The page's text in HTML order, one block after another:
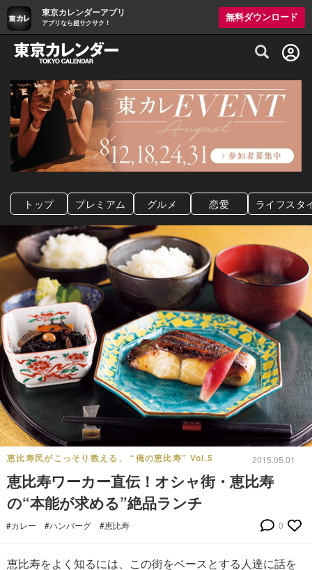
東京カレンダーアプリ
アプリなら超サクサク！
無料ダウンロード
グルメ情報・プレミアムレストラン予約
トップ プレミアム グルメ 恋愛 ライフスタ
恵比寿民がこっそり教える、 “俺の恵比寿” Vol.5 2015.05.01
恵比寿ワーカー直伝！オシャ街・恵比寿
の“本能が求める”絶品ランチ
#カレー #ハンバーグ #恵比寿 0
恵比寿をよく知るには、この街をベースとする人達に話を